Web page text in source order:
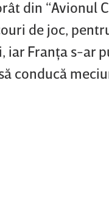
din “Avionul
de joc,
Franţa s-ar
conducă